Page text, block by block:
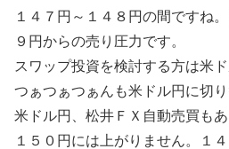
１４７円～１４８円の間ですね
９円からの売り圧力です。
スワップ投資を検討する方は米
つぁつぁつぁんも米ドル円に切
米ドル円、松井ＦＸ自動売買もあ
１５０円には上がりません。１